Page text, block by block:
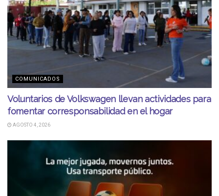
COMUNICADOS
Voluntarios de Volkswagen llevan actividades para
fomentar corresponsabilidad en el hogar
AGOSTO 4, 2026